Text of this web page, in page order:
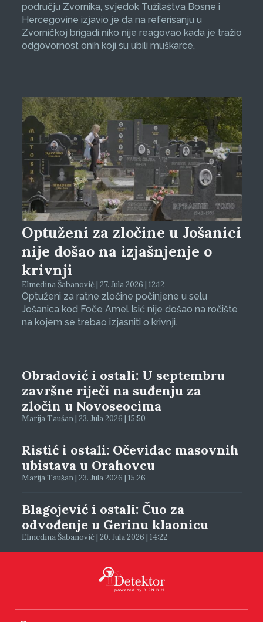
području Zvornika, svjedok Tužilaštva Bosne i
Hercegovine izjavio je da na referisanju u
Zvorničkoj brigadi niko nije reagovao kada je tražio
odgovornost onih koji su ubili muškarce.
Optuženi za zločine u Jošanici
nije došao na izjašnjenje o
krivnji
Elmedina Šabanović | 27. Jula 2026 | 12:12
Optuženi za ratne zločine počinjene u selu
Jošanica kod Foče Amel Isić nije došao na ročište
na kojem se trebao izjasniti o krivnji.
Obradović i ostali: U septembru
završne riječi na suđenju za
zločin u Novoseocima
Marija Taušan | 23. Jula 2026 | 15:50
Ristić i ostali: Očevidac masovnih
ubistava u Orahovcu
Marija Taušan | 23. Jula 2026 | 15:26
Blagojević i ostali: Čuo za
odvođenje u Gerinu klaonicu
Elmedina Šabanović | 20. Jula 2026 | 14:22